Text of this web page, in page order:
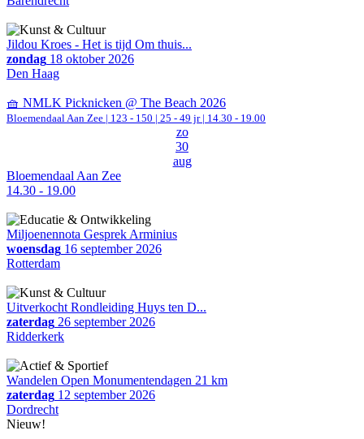
Jildou Kroes - Het is tijd Om thuis...
zondag 18 oktober 2026
Den Haag
🧺 NMLK Picknicken @ The Beach 2026
Bloemendaal Aan Zee | 123 - 150 | 25 - 49 jr | 14.30 - 19.00
zo
30
aug
Bloemendaal Aan Zee
14.30 - 19.00
Miljoenennota Gesprek Arminius
woensdag 16 september 2026
Rotterdam
Uitverkocht Rondleiding Huys ten D...
zaterdag 26 september 2026
Ridderkerk
Wandelen Open Monumentendagen 21 km
zaterdag 12 september 2026
Dordrecht
Nieuw!